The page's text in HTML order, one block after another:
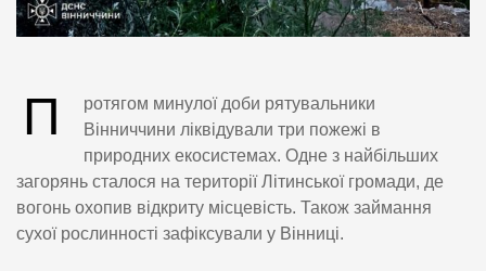
П
ротягом минулої доби рятувальники
Вінниччини ліквідували три пожежі в
природних екосистемах. Одне з найбільших
загорянь сталося на території Літинської громади, де
вогонь охопив відкриту місцевість. Також займання
сухої рослинності зафіксували у Вінниці.